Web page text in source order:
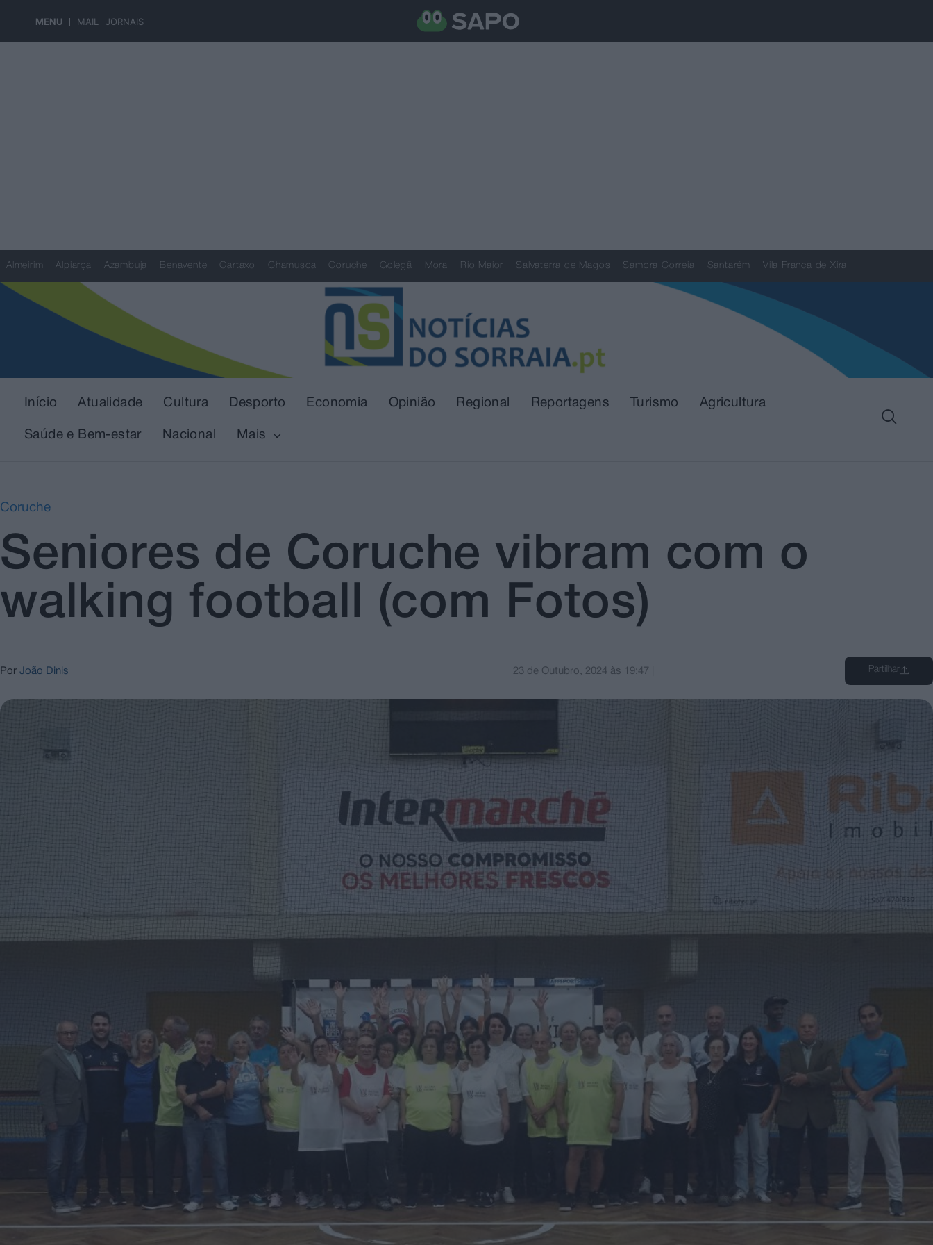
MENU MAIL JORNAIS
Almeirim Alpiarça Azambuja Benavente Cartaxo Chamusca Coruche Golegã Mora Rio Maior Salvaterra de Magos Samora Correia Santarém Vila Franca de Xira
Início Atualidade Cultura Desporto Economia Opinião Regional Reportagens Turismo Agricultura
Saúde e Bem-estar Nacional Mais
Coruche
Seniores de Coruche vibram com o
walking football (com Fotos)
Por João Dinis 23 de Outubro, 2024 às 19:47 Partilhar